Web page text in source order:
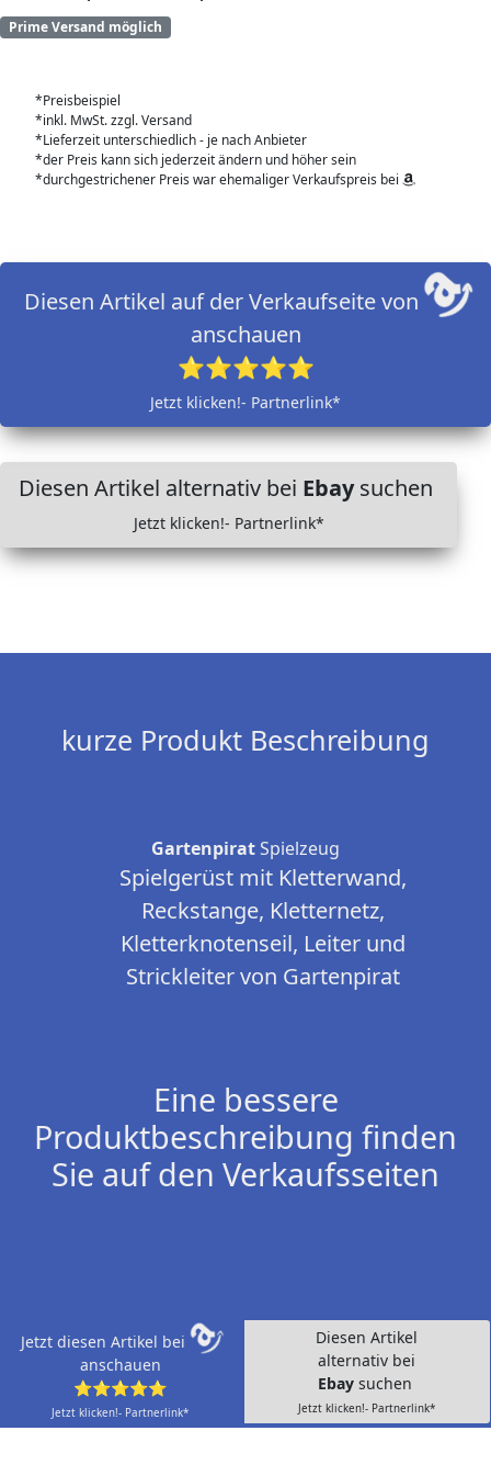
Prime Versand möglich
*Preisbeispiel
*inkl. MwSt. zzgl. Versand
*Lieferzeit unterschiedlich - je nach Anbieter
*der Preis kann sich jederzeit ändern und höher sein
*durchgestrichener Preis war ehemaliger Verkaufspreis bei
Diesen Artikel auf der Verkaufseite von
anschauen
⭐⭐⭐⭐⭐
Jetzt klicken!- Partnerlink*
Diesen Artikel alternativ bei Ebaysuchen
Jetzt klicken!- Partnerlink*
kurze Produkt Beschreibung
GartenpiratSpielzeug
Spielgerüst mit Kletterwand,
Reckstange, Kletternetz,
Kletterknotenseil, Leiter und
Strickleiter von Gartenpirat
Eine bessere
Produktbeschreibung finden
Sie auf den Verkaufsseiten
Jetzt diesen Artikel bei
anschauen
⭐⭐⭐⭐⭐
Jetzt klicken!- Partnerlink*
Diesen Artikel
alternativ bei
Ebay suchen
Jetzt klicken!- Partnerlink*